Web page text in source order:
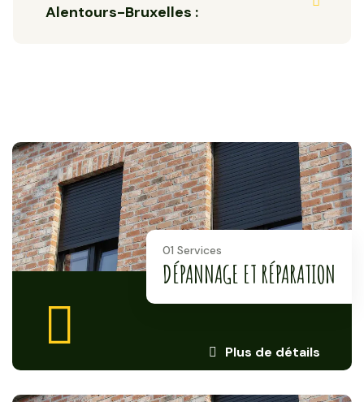
Alentours-Bruxelles :
Plus de détails
01 Services
DÉPANNAGE ET RÉPARATION